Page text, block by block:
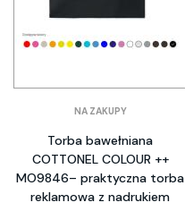
NA ZAKUPY
Torba bawełniana
COTTONEL COLOUR ++
MO9846– praktyczna torba
reklamowa z nadrukiem